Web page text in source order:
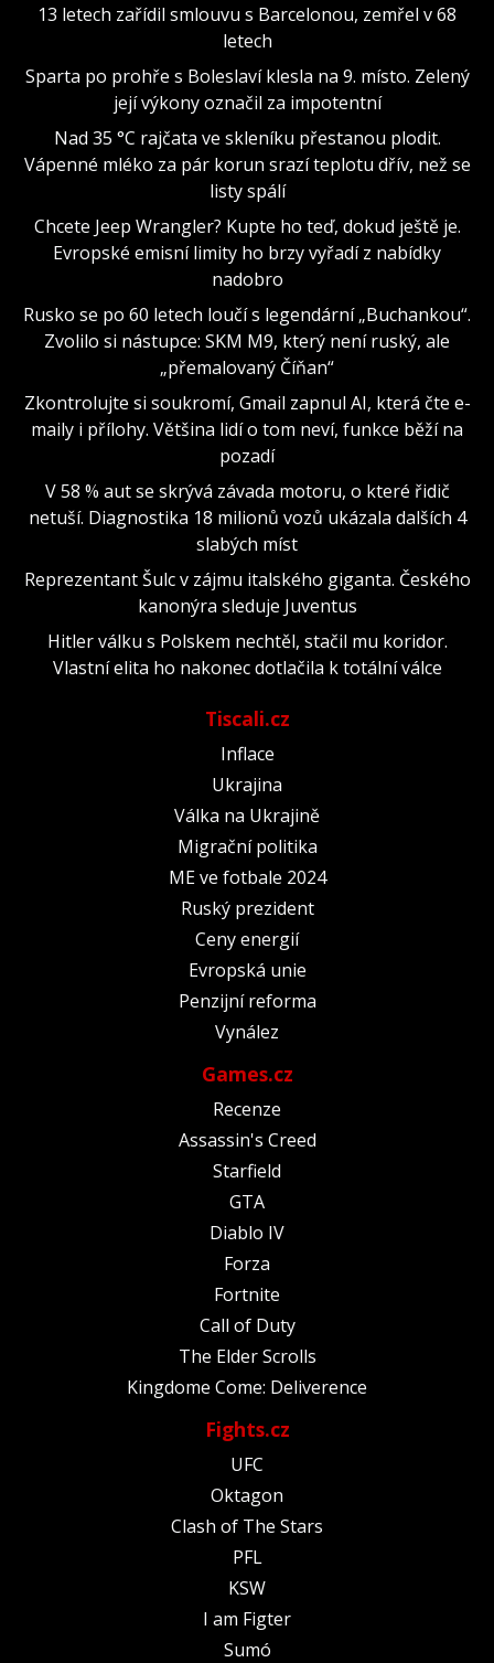
13 letech zařídil smlouvu s Barcelonou, zemřel v 68
letech
Sparta po prohře s Boleslaví klesla na 9. místo. Zelený
její výkony označil za impotentní
Nad 35 °C rajčata ve skleníku přestanou plodit.
Vápenné mléko za pár korun srazí teplotu dřív, než se
listy spálí
Chcete Jeep Wrangler? Kupte ho teď, dokud ještě je.
Evropské emisní limity ho brzy vyřadí z nabídky
nadobro
Rusko se po 60 letech loučí s legendární „Buchankou“.
Zvolilo si nástupce: SKM M9, který není ruský, ale
„přemalovaný Číňan“
Zkontrolujte si soukromí, Gmail zapnul AI, která čte e-
maily i přílohy. Většina lidí o tom neví, funkce běží na
pozadí
V 58 % aut se skrývá závada motoru, o které řidič
netuší. Diagnostika 18 milionů vozů ukázala dalších 4
slabých míst
Reprezentant Šulc v zájmu italského giganta. Českého
kanonýra sleduje Juventus
Hitler válku s Polskem nechtěl, stačil mu koridor.
Vlastní elita ho nakonec dotlačila k totální válce
Tiscali.cz
Inflace
Ukrajina
Válka na Ukrajině
Migrační politika
ME ve fotbale 2024
Ruský prezident
Ceny energií
Evropská unie
Penzijní reforma
Vynález
Games.cz
Recenze
Assassin's Creed
Starfield
GTA
Diablo IV
Forza
Fortnite
Call of Duty
The Elder Scrolls
Kingdome Come: Deliverence
Fights.cz
UFC
Oktagon
Clash of The Stars
PFL
KSW
I am Figter
Sumó